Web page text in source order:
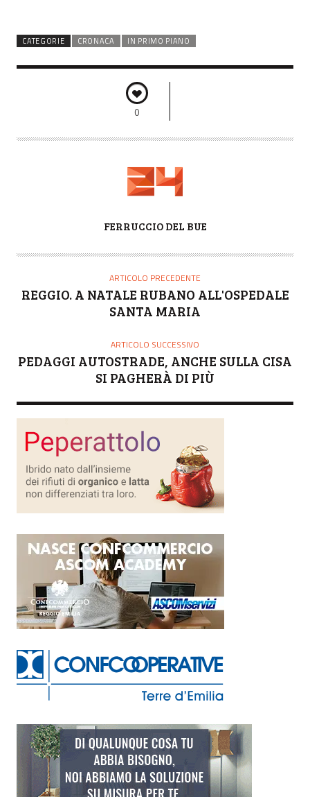
CATEGORIE CRONACA IN PRIMO PIANO
0
T
R
FERRUCCIO DEL BUE
ARTICOLO PRECEDENTE
REGGIO. A NATALE RUBANO ALL'OSPEDALE
SANTA MARIA
ARTICOLO SUCCESSIVO
PEDAGGI AUTOSTRADE, ANCHE SULLA CISA
SI PAGHERÀ DI PIÙ